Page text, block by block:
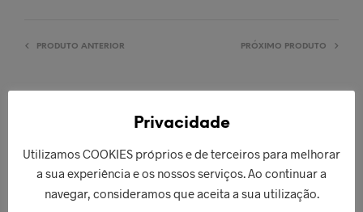
PRODUTO ANTERIOR PRÓXIMO PRODUTO
PRODUTOS RELACIONADOS
Privacidade
Utilizamos COOKIES próprios e de terceiros para melhorar
a sua experiência e os nossos serviços. Ao continuar a
navegar, consideramos que aceita a sua utilização.